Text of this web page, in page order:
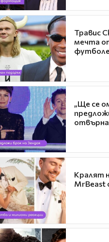
Травис
мечта
„Ще се
Кралят
MrBeast